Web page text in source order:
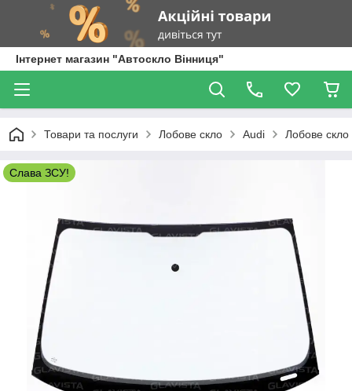
Інтернет магазин "Автоскло Вінниця"
Товари та послуги Лобове скло Audi Лобове
Слава ЗСУ!